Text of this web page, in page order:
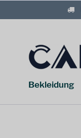
Bekleidung